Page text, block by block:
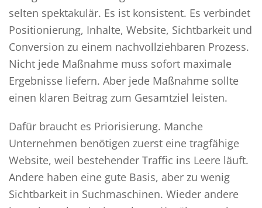
selten spektakulär. Es ist konsistent. Es verbindet
Positionierung, Inhalte, Website, Sichtbarkeit und
Conversion zu einem nachvollziehbaren Prozess.
Nicht jede Maßnahme muss sofort maximale
Ergebnisse liefern. Aber jede Maßnahme sollte
einen klaren Beitrag zum Gesamtziel leisten.
Dafür braucht es Priorisierung. Manche
Unternehmen benötigen zuerst eine tragfähige
Website, weil bestehender Traffic ins Leere läuft.
Andere haben eine gute Basis, aber zu wenig
Sichtbarkeit in Suchmaschinen. Wieder andere